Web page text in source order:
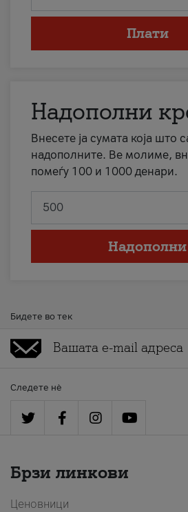
Плати
Надополни
Внесете ја сумата која што
надополните. Ве молиме,
помеѓу 100 и 1000 денари.
Надополни
Бидете во тек
Следете нè
Брзи линкови
Ценовници